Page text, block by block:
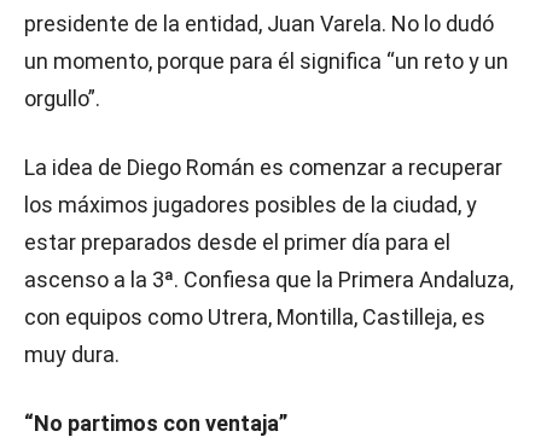
presidente de la entidad, Juan Varela. No lo dudó
un momento, porque para él significa “un reto y un
orgullo”.
La idea de Diego Román es comenzar a recuperar
los máximos jugadores posibles de la ciudad, y
estar preparados desde el primer día para el
ascenso a la 3ª. Confiesa que la Primera Andaluza,
con equipos como Utrera, Montilla, Castilleja, es
muy dura.
“No partimos con ventaja”